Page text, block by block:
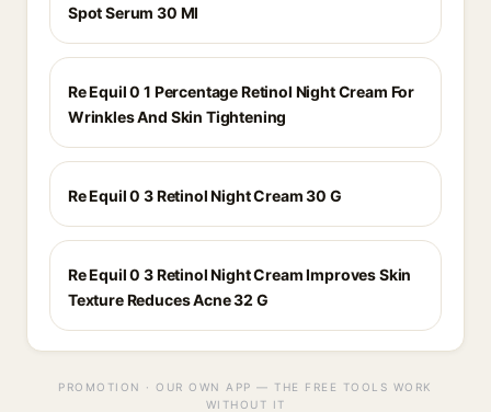
Spot Serum 30 Ml
Re Equil 0 1 Percentage Retinol Night Cream For
Wrinkles And Skin Tightening
Re Equil 0 3 Retinol Night Cream 30 G
Re Equil 0 3 Retinol Night Cream Improves Skin
Texture Reduces Acne 32 G
PROMOTION · OUR OWN APP — THE FREE TOOLS WORK
WITHOUT IT